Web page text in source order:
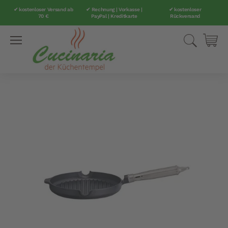
✔ kostenloser Versand ab
70 €
✔ Rechnung | Vorkasse |
PayPal | Kreditkarte
✔ kostenloser
Rückversand
Suche